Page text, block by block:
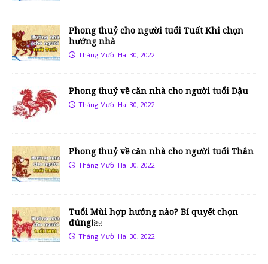
Phong thuỷ cho người tuổi Tuất Khi chọn
hướng nhà
Tháng Mười Hai 30, 2022
Phong thuỷ về căn nhà cho người tuổi Dậu
Tháng Mười Hai 30, 2022
Phong thuỷ về căn nhà cho người tuổi Thân
Tháng Mười Hai 30, 2022
Tuổi Mùi hợp hướng nào? Bí quyết chọn
đúng!￼
Tháng Mười Hai 30, 2022